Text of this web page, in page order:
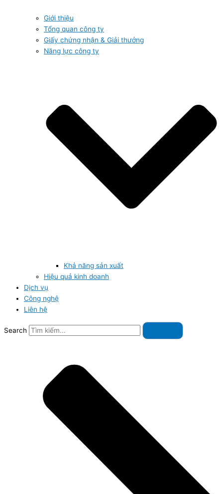
Giới thiệu
Tổng quan công ty
Giấy chứng nhận & Giải thưởng
Năng lực công ty
Khả năng sản xuất
Hiệu quả kinh doanh
Dịch vụ
Công nghệ
Liên hệ
Search